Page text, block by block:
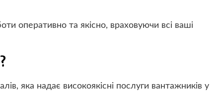
оперативно та якісно, враховуючи всі ваші
яка надає високоякісні послуги вантажників у